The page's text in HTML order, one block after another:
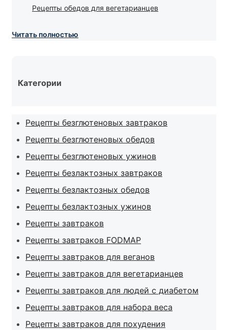
Рецепты обедов для вегетарианцев
Читать полностью
Категории
Рецепты безглютеновых завтраков
Рецепты безглютеновых обедов
Рецепты безглютеновых ужинов
Рецепты безлактозных завтраков
Рецепты безлактозных обедов
Рецепты безлактозных ужинов
Рецепты завтраков
Рецепты завтраков FODMAP
Рецепты завтраков для веганов
Рецепты завтраков для вегетарианцев
Рецепты завтраков для людей с диабетом
Рецепты завтраков для набора веса
Рецепты завтраков для похудения